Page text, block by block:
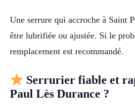
Une serrure qui accroche à Saint
être lubrifiée ou ajustée. Si le
remplacement est recommandé.
Serrurier fiable et
Paul Lès Durance ?